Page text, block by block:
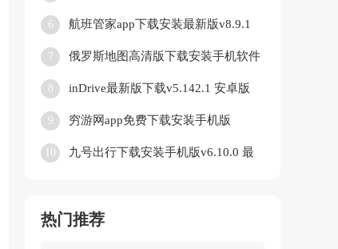
6
航班管家app下载安装最新版v8.9.1
7
俄罗斯地图高清版下载安装手机软件
8 inDrive最新版下载v5.142.1 安卓版
9
穷游网app免费下载安装手机版
10
九号出行下载安装手机版v6.10.0 最
热门推荐